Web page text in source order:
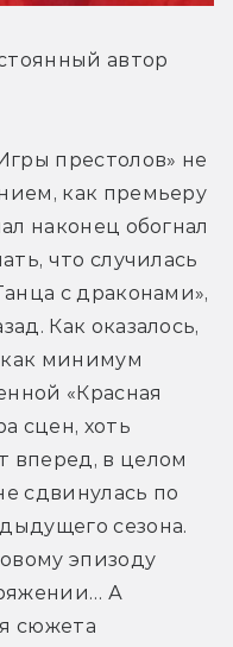
автор
престолов» не
как премьеру
наконец обогнал
что случилась
с драконами»,
Как оказалось,
минимум
«Красная
сцен, хоть
вперед, в целом
сдвинулась по
сезона.
эпизоду
А
сюжета